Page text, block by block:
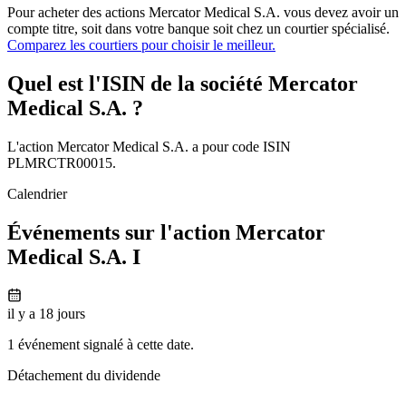
Pour acheter des actions Mercator Medical S.A. vous devez avoir un
compte titre, soit dans votre banque soit chez un courtier spécialisé.
Comparez les courtiers pour choisir le meilleur.
Quel est l'ISIN de la société Mercator
Medical S.A. ?
L'action Mercator Medical S.A. a pour code ISIN
PLMRCTR00015.
Calendrier
Événements sur l'action Mercator
Medical S.A. I
il y a 18 jours
1 événement signalé à cette date.
Détachement du dividende